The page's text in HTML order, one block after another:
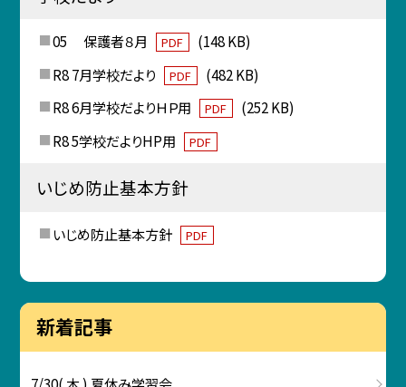
05 保護者８月 PDF
(148 KB)
R8 7月学校だより
PDF
(482 KB)
R8 6月学校だよりＨＰ用
PDF
(252 KB)
R8 5学校だよりHP用
PDF
いじめ防止基本方針
いじめ防止基本方針 PDF
新着記事